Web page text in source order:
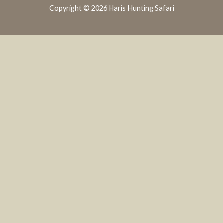
Copyright © 2026 Haris Hunting Safari